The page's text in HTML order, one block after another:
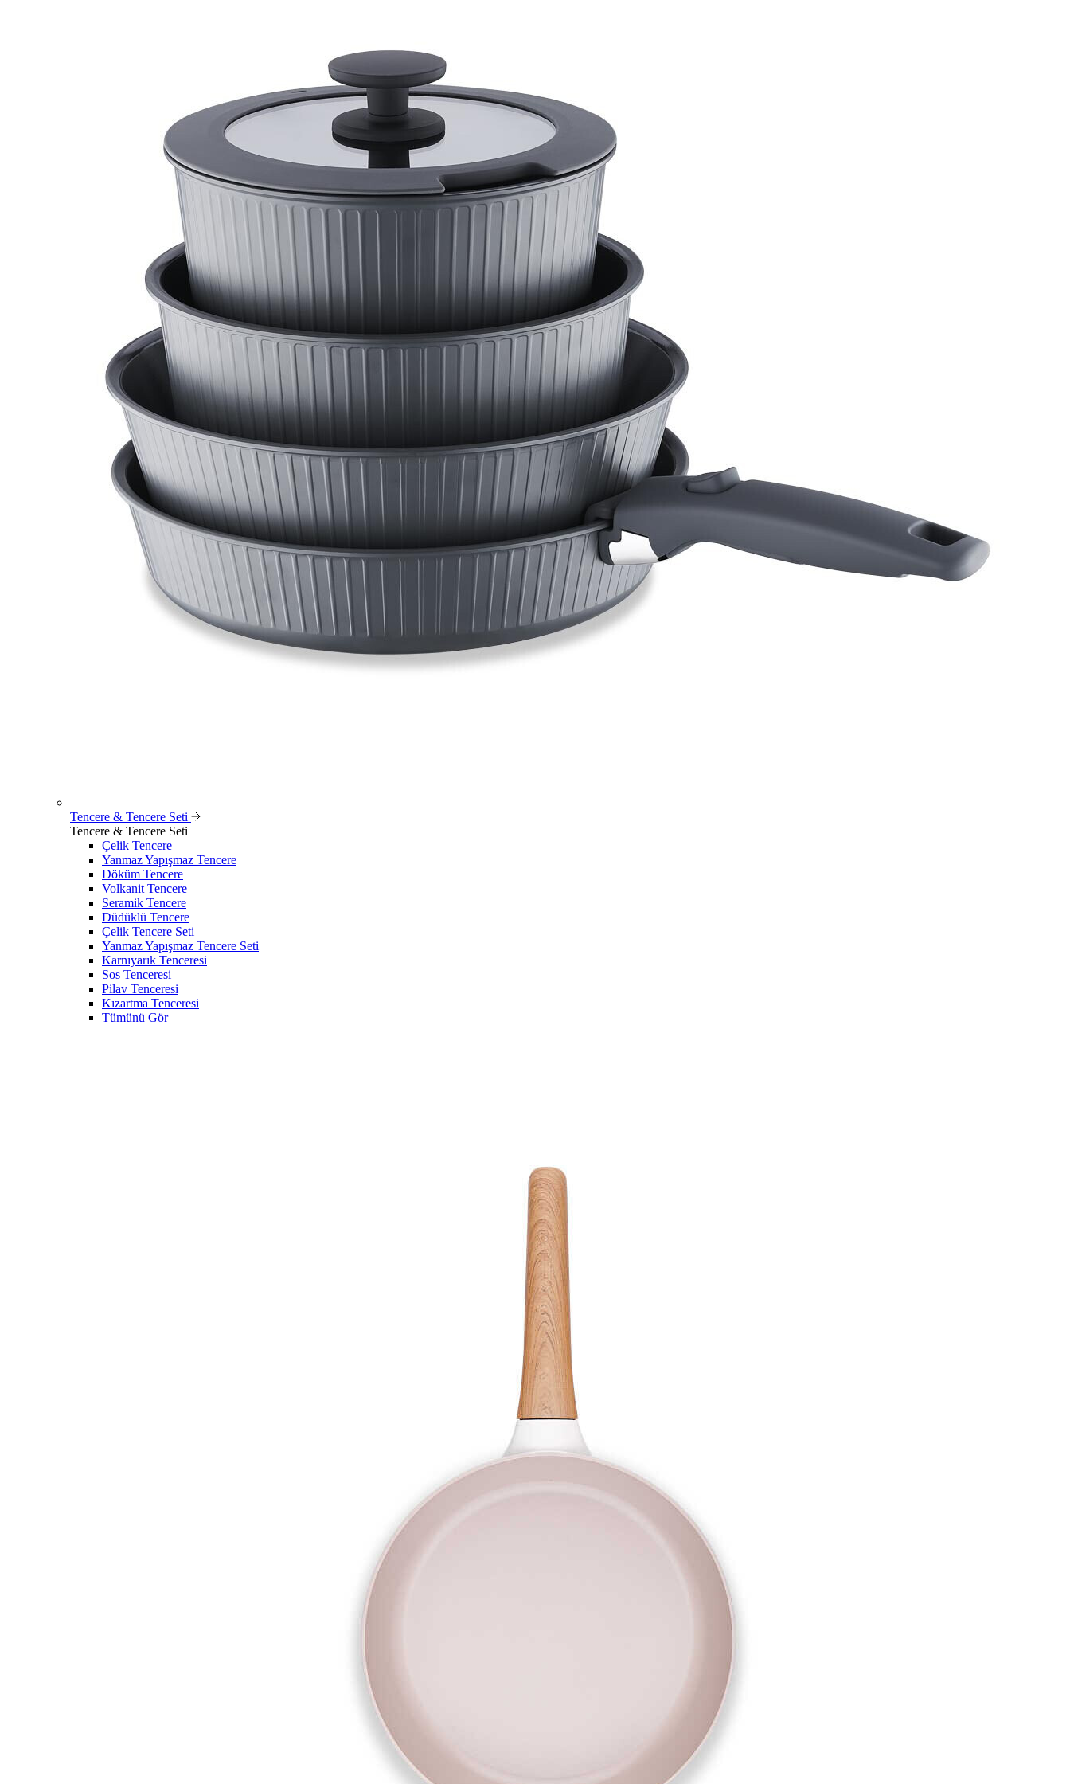
Tencere & Tencere Seti
Tencere & Tencere Seti
Çelik Tencere
Yanmaz Yapışmaz Tencere
Döküm Tencere
Volkanit Tencere
Seramik Tencere
Düdüklü Tencere
Çelik Tencere Seti
Yanmaz Yapışmaz Tencere Seti
Karnıyarık Tenceresi
Sos Tenceresi
Pilav Tenceresi
Kızartma Tenceresi
Tümünü Gör